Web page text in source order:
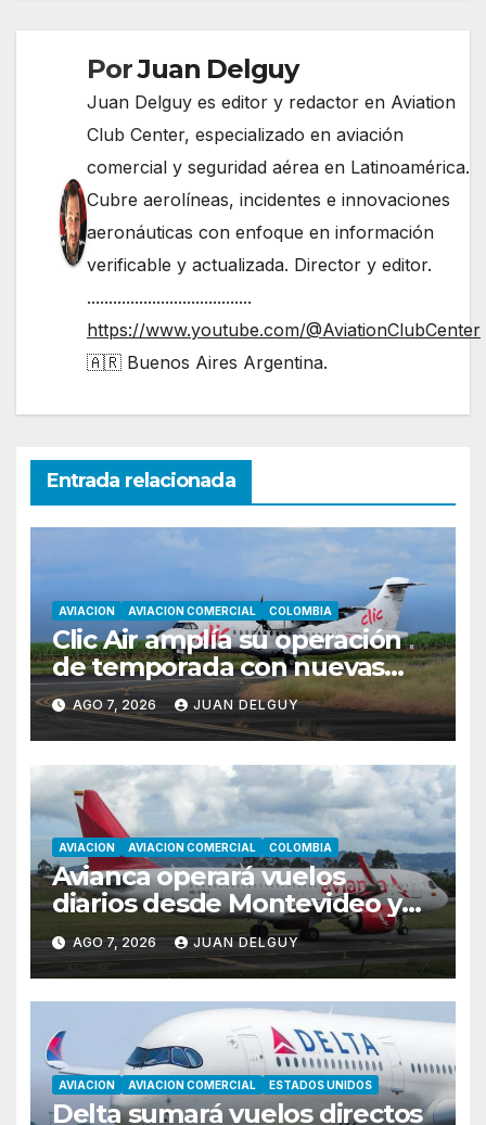
PorJuan Delguy
Juan Delguy es editor y redactor en Aviation
Club Center, especializado en aviación
comercial y seguridad aérea en Latinoamérica.
Cubre aerolíneas, incidentes e innovaciones
aeronáuticas con enfoque en información
verificable y actualizada. Director y editor.
......................................
https://www.youtube.com/@AviationClubCenter
🇦🇷 Buenos Aires Argentina.
Entrada relacionada
AVIACION AVIACION COMERCIAL COLOMBIA
Clic Air amplía su operación
de temporada con nuevas
rutas hacia Cartagena y Tolú
AGO 7, 2026 JUAN DELGUY
AVIACION AVIACION COMERCIAL COLOMBIA
Avianca operará vuelos
diarios desde Montevideo y
Asunción hacia Bogotá
AGO 7, 2026 JUAN DELGUY
AVIACION AVIACION COMERCIAL ESTADOS UNIDOS
Delta sumará vuelos directos